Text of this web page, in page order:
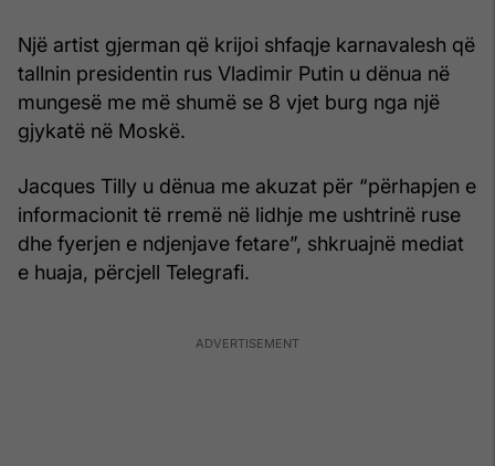
Një artist gjerman që krijoi shfaqje karnavalesh që
tallnin presidentin rus Vladimir Putin u dënua në
mungesë me më shumë se 8 vjet burg nga një
gjykatë në Moskë.
Jacques Tilly u dënua me akuzat për “përhapjen e
informacionit të rremë në lidhje me ushtrinë ruse
dhe fyerjen e ndjenjave fetare”, shkruajnë mediat
e huaja, përcjell Telegrafi.